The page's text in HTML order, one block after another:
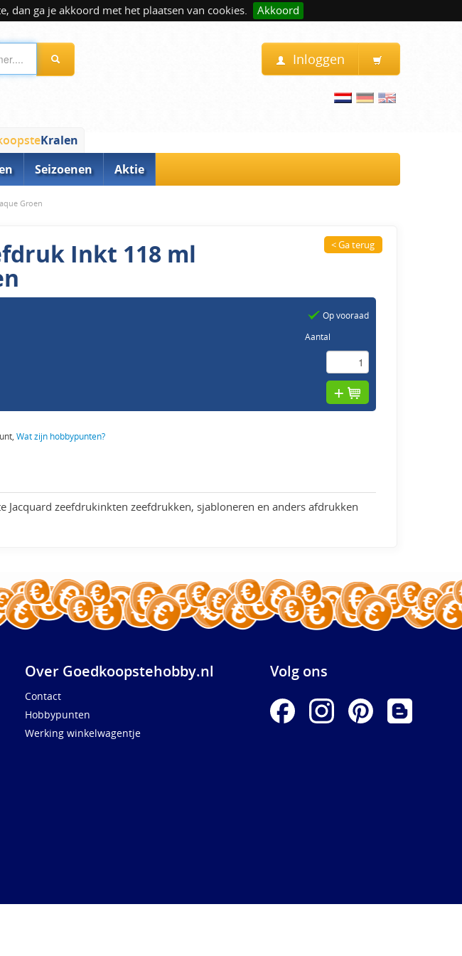
dan ga je akkoord met het plaatsen van cookies. Akkoord
Inloggen
Kralen
Seizoenen Aktie
Groen
Inkt 118 ml < Ga terug
Op vooraad
Aantal
Wat zijn hobbypunten?
Jacquard zeefdrukinkten zeefdrukken, sjabloneren en anders afdrukken
Over Goedkoopstehobby.nl
Contact
Hobbypunten
Werking winkelwagentje
Volg ons